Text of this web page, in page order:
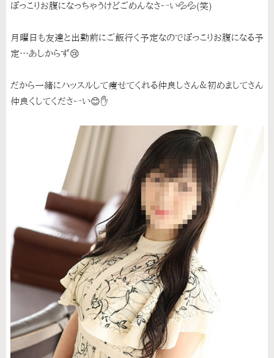
ぽっこりお腹になっちゃうけどごめんなさーい💦💦(笑)
月曜日も友達と出勤前にご飯行く予定なのでぽっこりお腹になる予
定…あしからず😢
だから一緒にハッスルして痩せてくれる仲良しさん＆初めましてさん
仲良くしてくださーい😊✋